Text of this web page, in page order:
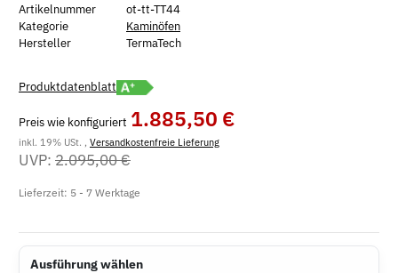
Artikelnummer
ot-tt-TT44
Kategorie
Kaminöfen
Hersteller
TermaTech
ProduktdatenblattEnergielabel A+ öffnen
Preis wie konfiguriert 1.885,50 €
inkl. 19% USt. , Versandkostenfreie Lieferung
UVP: 2.095,00 €
Lieferzeit: 5 - 7 Werktage
Ausführung wählen